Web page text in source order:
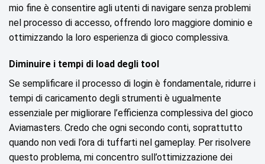
mio fine è consentire agli utenti di navigare senza problemi
nel processo di accesso, offrendo loro maggiore dominio e
ottimizzando la loro esperienza di gioco complessiva.
Diminuire i tempi di load degli tool
Se semplificare il processo di login è fondamentale, ridurre i
tempi di caricamento degli strumenti è ugualmente
essenziale per migliorare l’efficienza complessiva del gioco
Aviamasters. Credo che ogni secondo conti, soprattutto
quando non vedi l’ora di tuffarti nel gameplay. Per risolvere
questo problema, mi concentro sull’ottimizzazione dei